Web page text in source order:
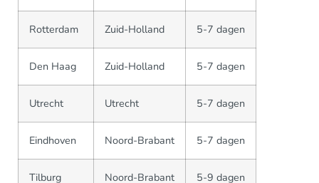
Rotterdam Zuid-Holland 5-7 dagen
Den Haag Zuid-Holland 5-7 dagen
Utrecht Utrecht 5-7 dagen
Eindhoven Noord-Brabant 5-7 dagen
Tilburg Noord-Brabant 5-9 dagen